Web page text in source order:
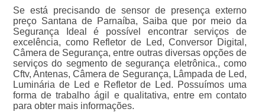
Se está precisando de sensor de presença externo
preço Santana de Parnaíba, Saiba que por meio da
Segurança Ideal é possível encontrar serviços de
excelência, como Refletor de Led, Conversor Digital,
Câmera de Segurança, entre outras diversas opções de
serviços do segmento de segurança eletrônica., como
Cftv, Antenas, Câmera de Segurança, Lâmpada de Led,
Luminária de Led e Refletor de Led. Possuímos uma
forma de trabalho ágil e qualitativa, entre em contato
para obter mais informações.